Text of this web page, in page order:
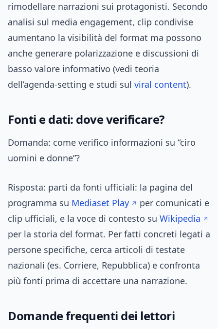
rimodellare narrazioni sui protagonisti. Secondo
analisi sul media engagement, clip condivise
aumentano la visibilità del format ma possono
anche generare polarizzazione e discussioni di
basso valore informativo (vedi teoria
dell’agenda-setting e studi sul viral content).
Fonti e dati: dove verificare?
Domanda: come verifico informazioni su “ciro
uomini e donne”?
Risposta: parti da fonti ufficiali: la pagina del
programma su Mediaset Play
per comunicati e
clip ufficiali, e la voce di contesto su Wikipedia
per la storia del format. Per fatti concreti legati a
persone specifiche, cerca articoli di testate
nazionali (es. Corriere, Repubblica) e confronta
più fonti prima di accettare una narrazione.
Domande frequenti dei lettori